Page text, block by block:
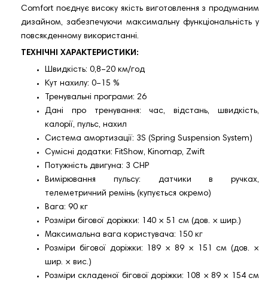
Comfort поєднує високу якість виготовлення з продуманим
дизайном, забезпечуючи максимальну функціональність у
повсякденному використанні.
ТЕХНІЧНІ ХАРАКТЕРИСТИКИ:
Швидкість: 0,8–20 км/год
Кут нахилу: 0–15 %
Тренувальні програми: 26
Дані про тренування: час, відстань, швидкість,
калорії, пульс, нахил
Система амортизації: 3S (Spring Suspension System)
Сумісні додатки: FitShow, Kinomap, Zwift
Потужність двигуна: 3 CHP
Вимірювання пульсу: датчики в ручках,
телеметричний ремінь (купується окремо)
Вага: 90 кг
Розміри бігової доріжки: 140 × 51 см (дов. × шир.)
Максимальна вага користувача: 150 кг
Розміри бігової доріжки: 189 × 89 × 151 см (дов. ×
шир. × вис.)
Розміри складеної бігової доріжки: 108 × 89 × 154 см